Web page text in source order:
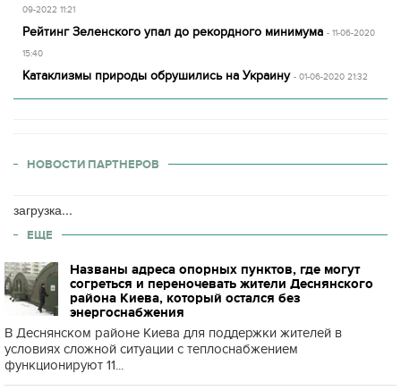
09-2022 11:21
Рейтинг Зеленского упал до рекордного минимума - 11-06-2020
15:40
Катаклизмы природы обрушились на Украину - 01-06-2020 21:32
НОВОСТИ ПАРТНЕРОВ
загрузка...
ЕЩЕ
Названы адреса опорных пунктов, где могут
согреться и переночевать жители Деснянского
района Киева, который остался без
энергоснабжения
В Деснянском районе Киева для поддержки жителей в
условиях сложной ситуации с теплоснабжением
функционируют 11...